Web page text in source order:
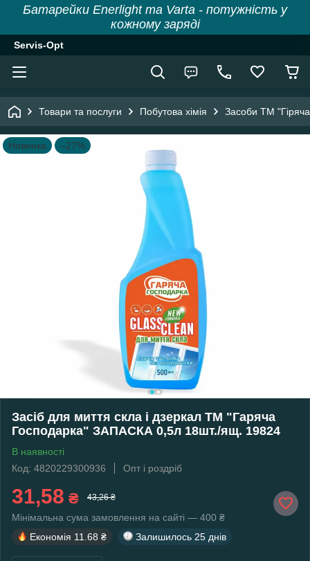
Батарейки Enerlight та Varta - потужність у
кожному заряді
Servis-Opt
Товари та послуги Побутова хімія Засоби ТМ
Новинка –27%
Засіб для миття скла і дзеркал ТМ "Гаряча
Господарка" ЗАПАСКА 0,5л 18шт./ящ. 19824
В наявності
Код: 4820229300936
Опт і роздріб
31,58 ₴ 43,26 ₴
Мінімальна сума замовлення на сайті — 400 ₴
Економія 11.68 ₴ Залишилось 25 днів